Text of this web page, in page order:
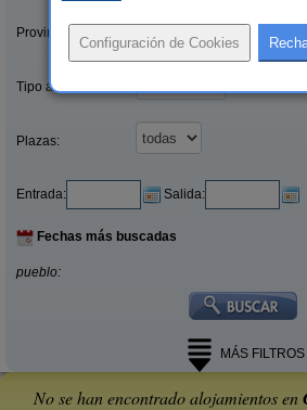
Provincias/Islas:
Tipo alquiler:
Plazas:
Entrada: Salida:
Fechas más buscadas
pueblo:
MÁS FILTROS
No se han encontrado alojamientos en